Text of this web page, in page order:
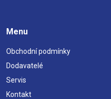
Menu
Obchodní podmínky
Dodavatelé
Servis
Kontakt